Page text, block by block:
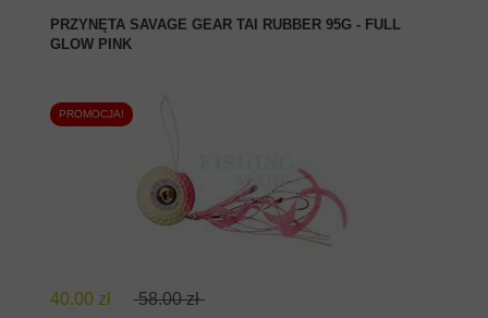
PRZYNĘTA SAVAGE GEAR TAI RUBBER 95G - FULL
GLOW PINK
PROMOCJA!
40.00 zł 58.00 zł